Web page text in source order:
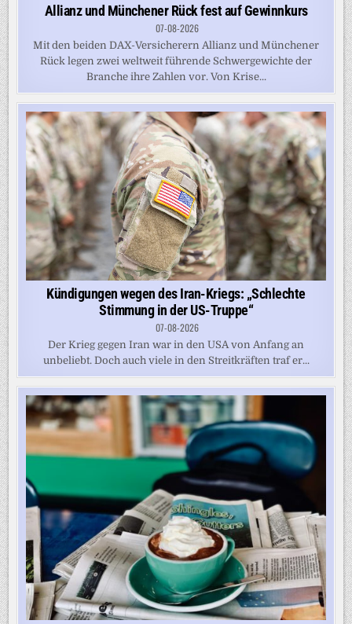
Allianz und Münchener Rück fest auf Gewinnkurs
07-08-2026
Mit den beiden DAX-Versicherern Allianz und Münchener
Rück legen zwei weltweit führende Schwergewichte der
Branche ihre Zahlen vor. Von Krise...
Kündigungen wegen des Iran-Kriegs: „Schlechte
Stimmung in der US-Truppe“
07-08-2026
Der Krieg gegen Iran war in den USA von Anfang an
unbeliebt. Doch auch viele in den Streitkräften traf er...